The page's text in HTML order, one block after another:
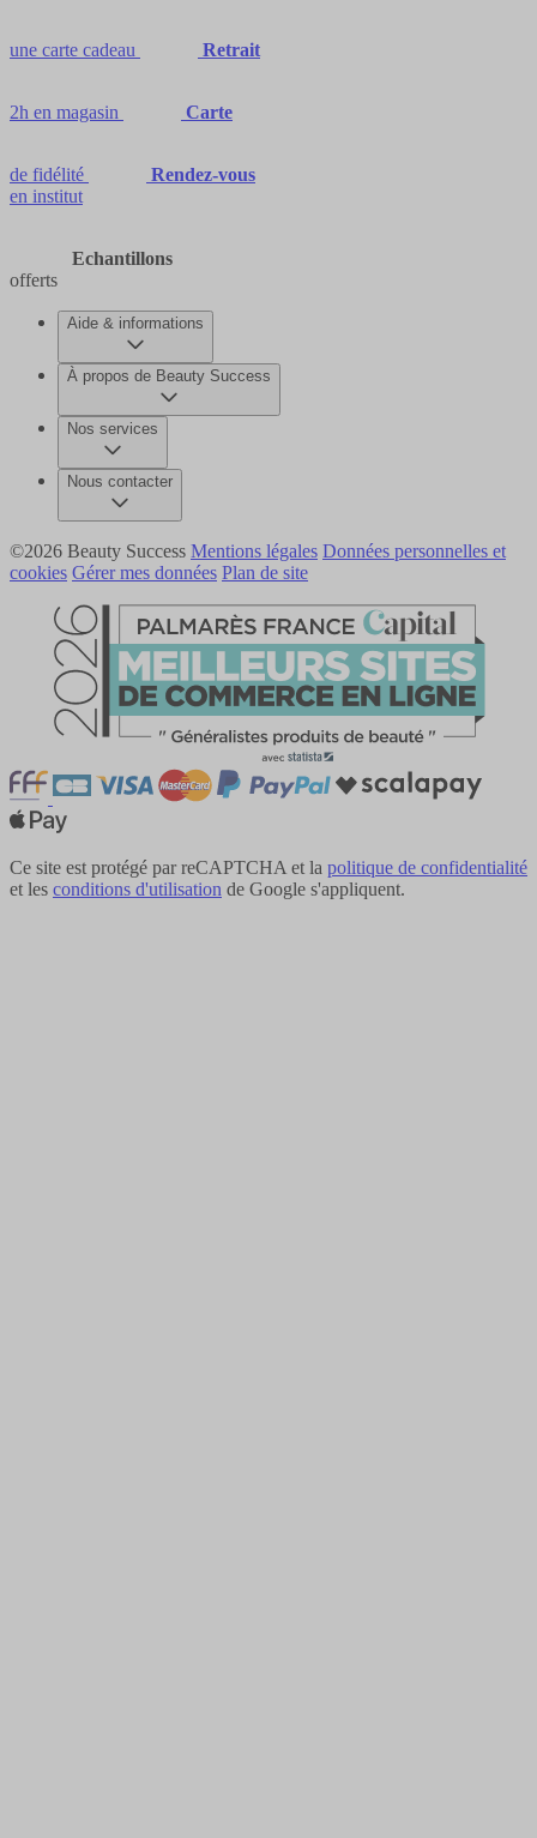
une carte cadeau Retrait
2h en magasin Carte
de fidélité
Rendez-vous
en institut
Echantillons
offerts
Aide & informations
À propos de Beauty Success
Nos services
Nous contacter
©2026 Beauty Success Mentions légales Données personnelles et
cookies Gérer mes données Plan de site
Ce site est protégé par reCAPTCHA et la politique de confidentialité
et les conditions d'utilisation de Google s'appliquent.